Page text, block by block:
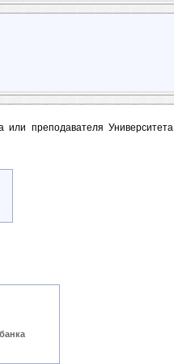
или преподавателя Университета